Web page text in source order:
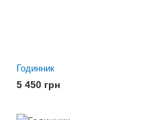
Годинник
5 450 грн